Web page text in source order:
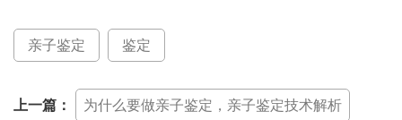
亲子鉴定 鉴定
上一篇：
为什么要做亲子鉴定，亲子鉴定技术解析